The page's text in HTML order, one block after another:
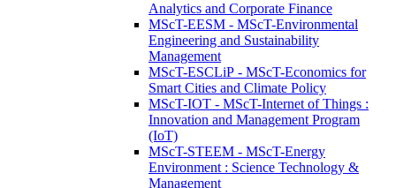
Analytics and Corporate Finance
MScT-EESM - MScT-Environmental
Engineering and Sustainability
Management
MScT-ESCLiP - MScT-Economics for
Smart Cities and Climate Policy
MScT-IOT - MScT-Internet of Things :
Innovation and Management Program
(IoT)
MScT-STEEM - MScT-Energy
Environment : Science Technology &
Management